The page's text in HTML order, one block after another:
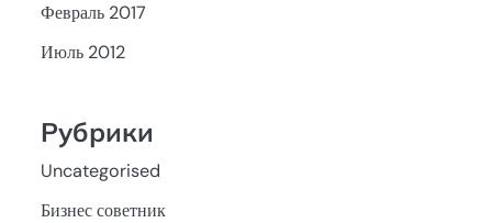
Февраль 2017
Июль 2012
Рубрики
Uncategorised
Бизнес советник